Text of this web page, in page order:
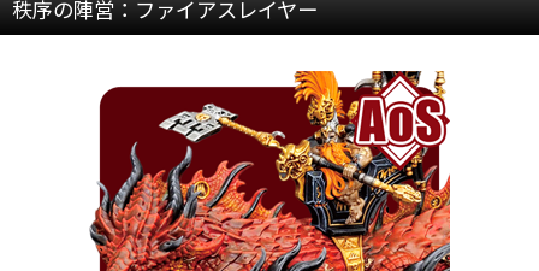
秩序の陣営：ファイアスレイヤー